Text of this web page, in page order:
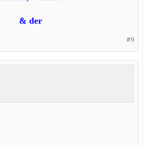
& der
#9